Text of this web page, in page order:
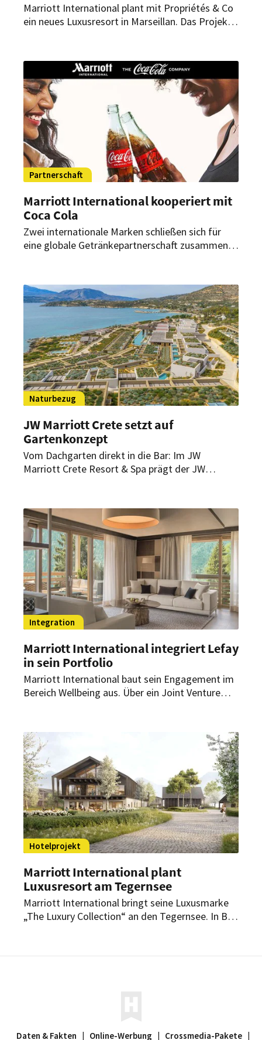
Marriott International plant mit Propriétés & Co
ein neues Luxusresort in Marseillan. Das Projekt
bringen.
Partnerschaft
Marriott International kooperiert mit
Coca Cola
Zwei internationale Marken schließen sich für
eine globale Getränkepartnerschaft zusammen.
Naturbezug
JW Marriott Crete setzt auf
Gartenkonzept
Vom Dachgarten direkt in die Bar: Im JW
Marriott Crete Resort & Spa prägt der JW
des Hauses.
Integration
Marriott International integriert Lefay
in sein Portfolio
Marriott International baut sein Engagement im
Bereich Wellbeing aus. Über ein Joint Venture
Hotelprojekt
Marriott International plant
Luxusresort am Tegernsee
Marriott International bringt seine Luxusmarke
„The Luxury Collection“ an den Tegernsee. In Bad
Daten & Fakten | Online-Werbung | Crossmedia-Pakete |